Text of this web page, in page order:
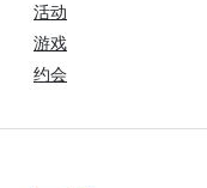
活动
游戏
约会